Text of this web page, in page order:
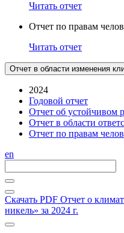
Читать отчет
Отчет по правам
Читать отчет
Отчет в области изменения
2024
Годовой отчет
Отчет об устойчивом
Отчет в области
Отчет по правам
en
Скачать PDF Отчет о
никель» за 2024 г.